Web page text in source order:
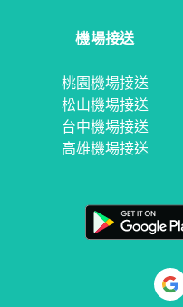
機場接送
桃園機場接送
松山機場接送
台中機場接送
高雄機場接送